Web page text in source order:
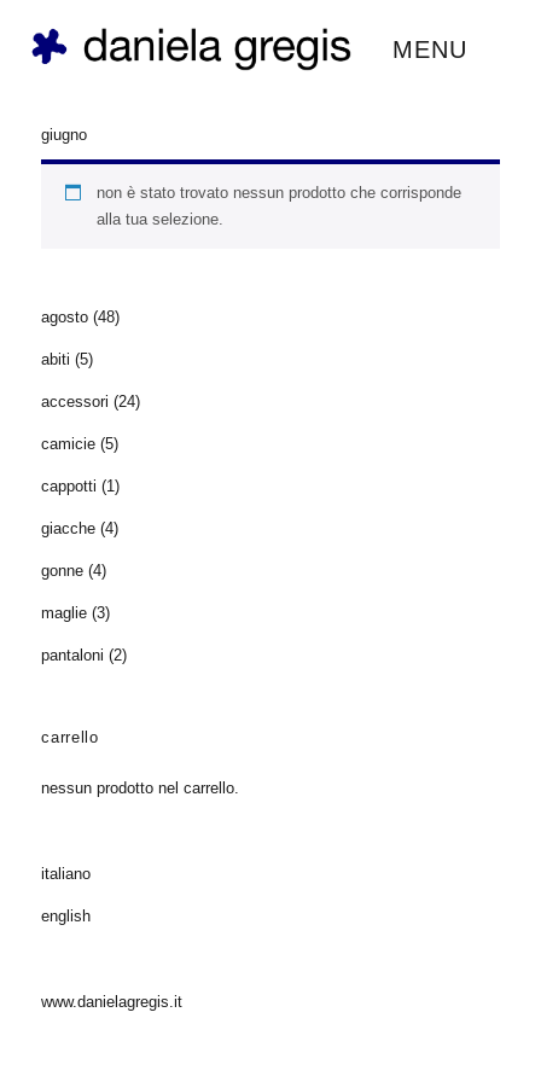
daniela gregis ®
MENU
giugno
non è stato trovato nessun prodotto che corrisponde
alla tua selezione.
agosto (48)
abiti (5)
accessori (24)
camicie (5)
cappotti (1)
giacche (4)
gonne (4)
maglie (3)
pantaloni (2)
carrello
nessun prodotto nel carrello.
italiano
english
www.danielagregis.it